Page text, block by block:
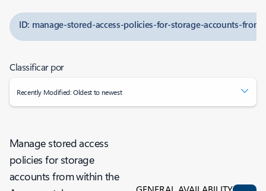
ID: manage-stored-access-policies-for-storage-accounts-
Classificar por
Recently Modified: Oldest to newest
Manage stored access
policies for storage
accounts from within the